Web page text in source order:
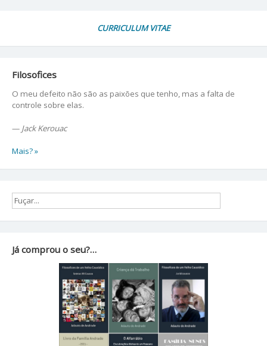
CURRICULUM VITAE
Filosofices
O meu defeito não são as paixões que tenho, mas a falta de
controle sobre elas.
— Jack Kerouac
Mais? »
Já comprou o seu?…